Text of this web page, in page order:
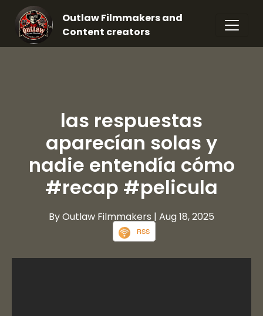
Outlaw Filmmakers and
Content creators
las respuestas
aparecían solas y
nadie entendía cómo
#recap #pelicula
By Outlaw Filmmakers | Aug 18, 2025
RSS